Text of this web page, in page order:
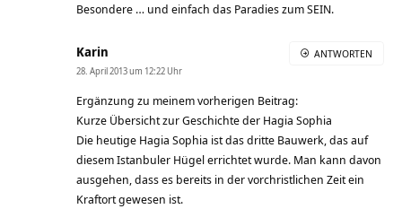
Besondere … und einfach das Paradies zum SEIN.
Karin
28. April 2013 um 12:22 Uhr
Ergänzung zu meinem vorherigen Beitrag:
Kurze Übersicht zur Geschichte der Hagia Sophia
Die heutige Hagia Sophia ist das dritte Bauwerk, das auf
diesem Istanbuler Hügel errichtet wurde. Man kann davon
ausgehen, dass es bereits in der vorchristlichen Zeit ein
Kraftort gewesen ist.
ANTWORTEN